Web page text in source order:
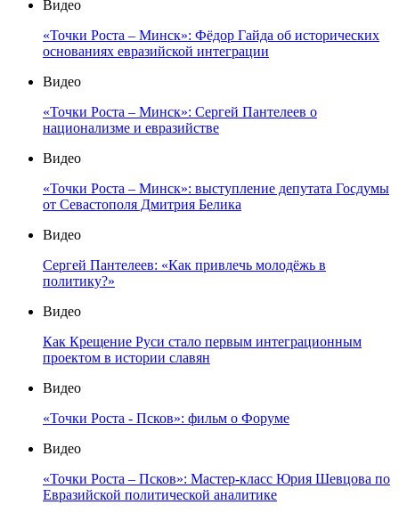
Видео
«Точки Роста – Минск»: Фёдор Гайда об исторических
основаниях евразийской интеграции
Видео
«Точки Роста – Минск»: Сергей Пантелеев о
национализме и евразийстве
Видео
«Точки Роста – Минск»: выступление депутата Госдумы
от Севастополя Дмитрия Белика
Видео
Сергей Пантелеев: «Как привлечь молодёжь в
политику?»
Видео
Как Крещение Руси стало первым интеграционным
проектом в истории славян
Видео
«Точки Роста - Псков»: фильм о Форуме
Видео
«Точки Роста – Псков»: Мастер-класс Юрия Шевцова по
Евразийской политической аналитике